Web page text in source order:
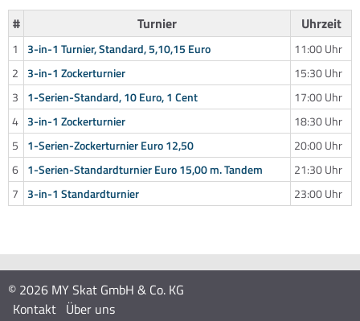
# Turnier Uhrzeit
1 3-in-1 Turnier, Standard, 5,10,15 Euro
11:00 Uhr
2 3-in-1 Zockerturnier
15:30 Uhr
3
1-Serien-Standard, 10 Euro, 1 Cent
17:00 Uhr
4 3-in-1 Zockerturnier
18:30 Uhr
5
1-Serien-Zockerturnier Euro 12,50
20:00 Uhr
6 1-Serien-Standardturnier Euro 15,00 m. Tandem
21:30 Uhr
7 3-in-1 Standardturnier 23:00 Uhr
© 2026 MY Skat GmbH & Co. KG
Kontakt Über uns